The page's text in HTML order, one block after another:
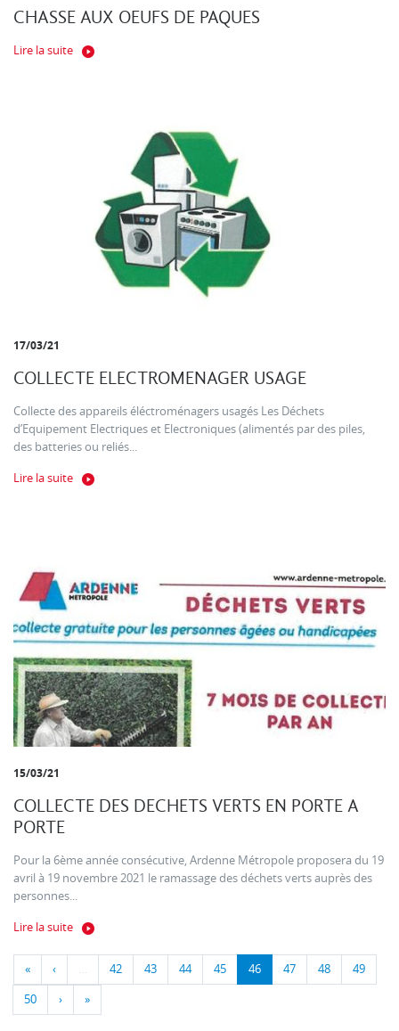
CHASSE AUX OEUFS DE PAQUES
Lire la suite
17/03/21
COLLECTE ELECTROMENAGER USAGE
Collecte des appareils éléctroménagers usagés Les Déchets
d’Equipement Electriques et Electroniques (alimentés par des piles,
des batteries ou reliés...
Lire la suite
15/03/21
COLLECTE DES DECHETS VERTS EN PORTE A
PORTE
Pour la 6ème année consécutive, Ardenne Métropole proposera du 19
avril à 19 novembre 2021 le ramassage des déchets verts auprès des
personnes...
Lire la suite
« ‹ … 42 43 44 45 46 47 48 49
50 › »